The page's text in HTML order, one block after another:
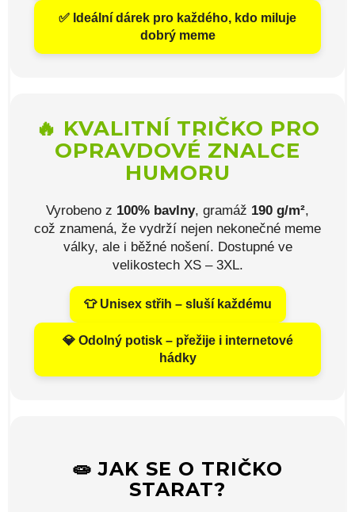
✅ Ideální dárek pro každého, kdo miluje
dobrý meme
🔥 KVALITNÍ TRIČKO PRO
OPRAVDOVÉ ZNALCE
HUMORU
Vyrobeno z 100% bavlny, gramáž 190 g/m²,
což znamená, že vydrží nejen nekonečné meme
války, ale i běžné nošení. Dostupné ve
velikostech XS – 3XL.
👕 Unisex střih – sluší každému
💎 Odolný potisk – přežije i internetové
hádky
🧫 JAK SE O TRIČKO
STARAT?